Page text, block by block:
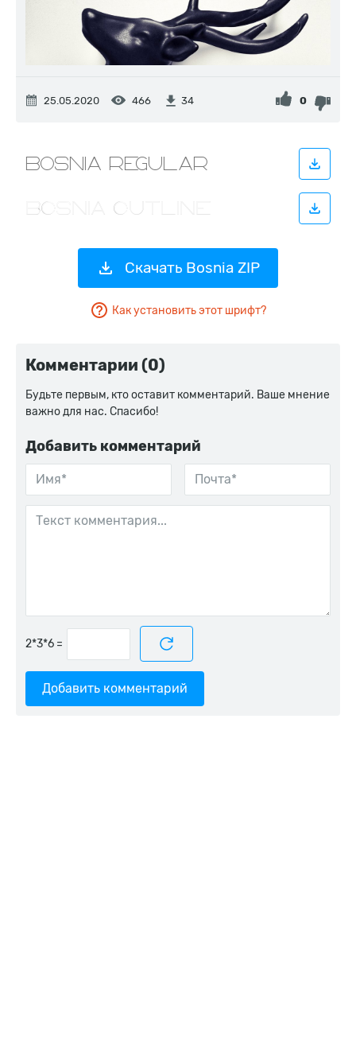
25.05.2020 466 34 0
Скачать Bosnia ZIP
Как установить этот шрифт?
Комментарии (0)
Будьте первым, кто оставит комментарий. Ваше мнение
важно для нас. Спасибо!
Добавить комментарий
=
Добавить комментарий